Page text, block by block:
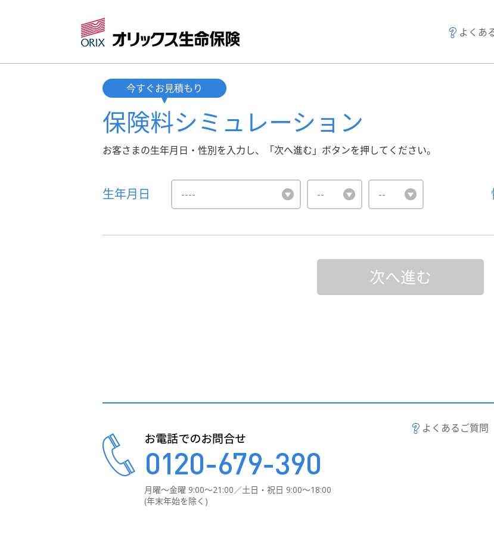
よくあ
今すぐお見積もり
保険料シミュレーション
お客さまの生年月日・性別を入力し、「次へ進む」ボタンを押してください。
生年月日
次へ進む
よくあるご質問
月曜～金曜 9:00～21:00／土日・祝日 9:00～18:00
(年末年始を除く)